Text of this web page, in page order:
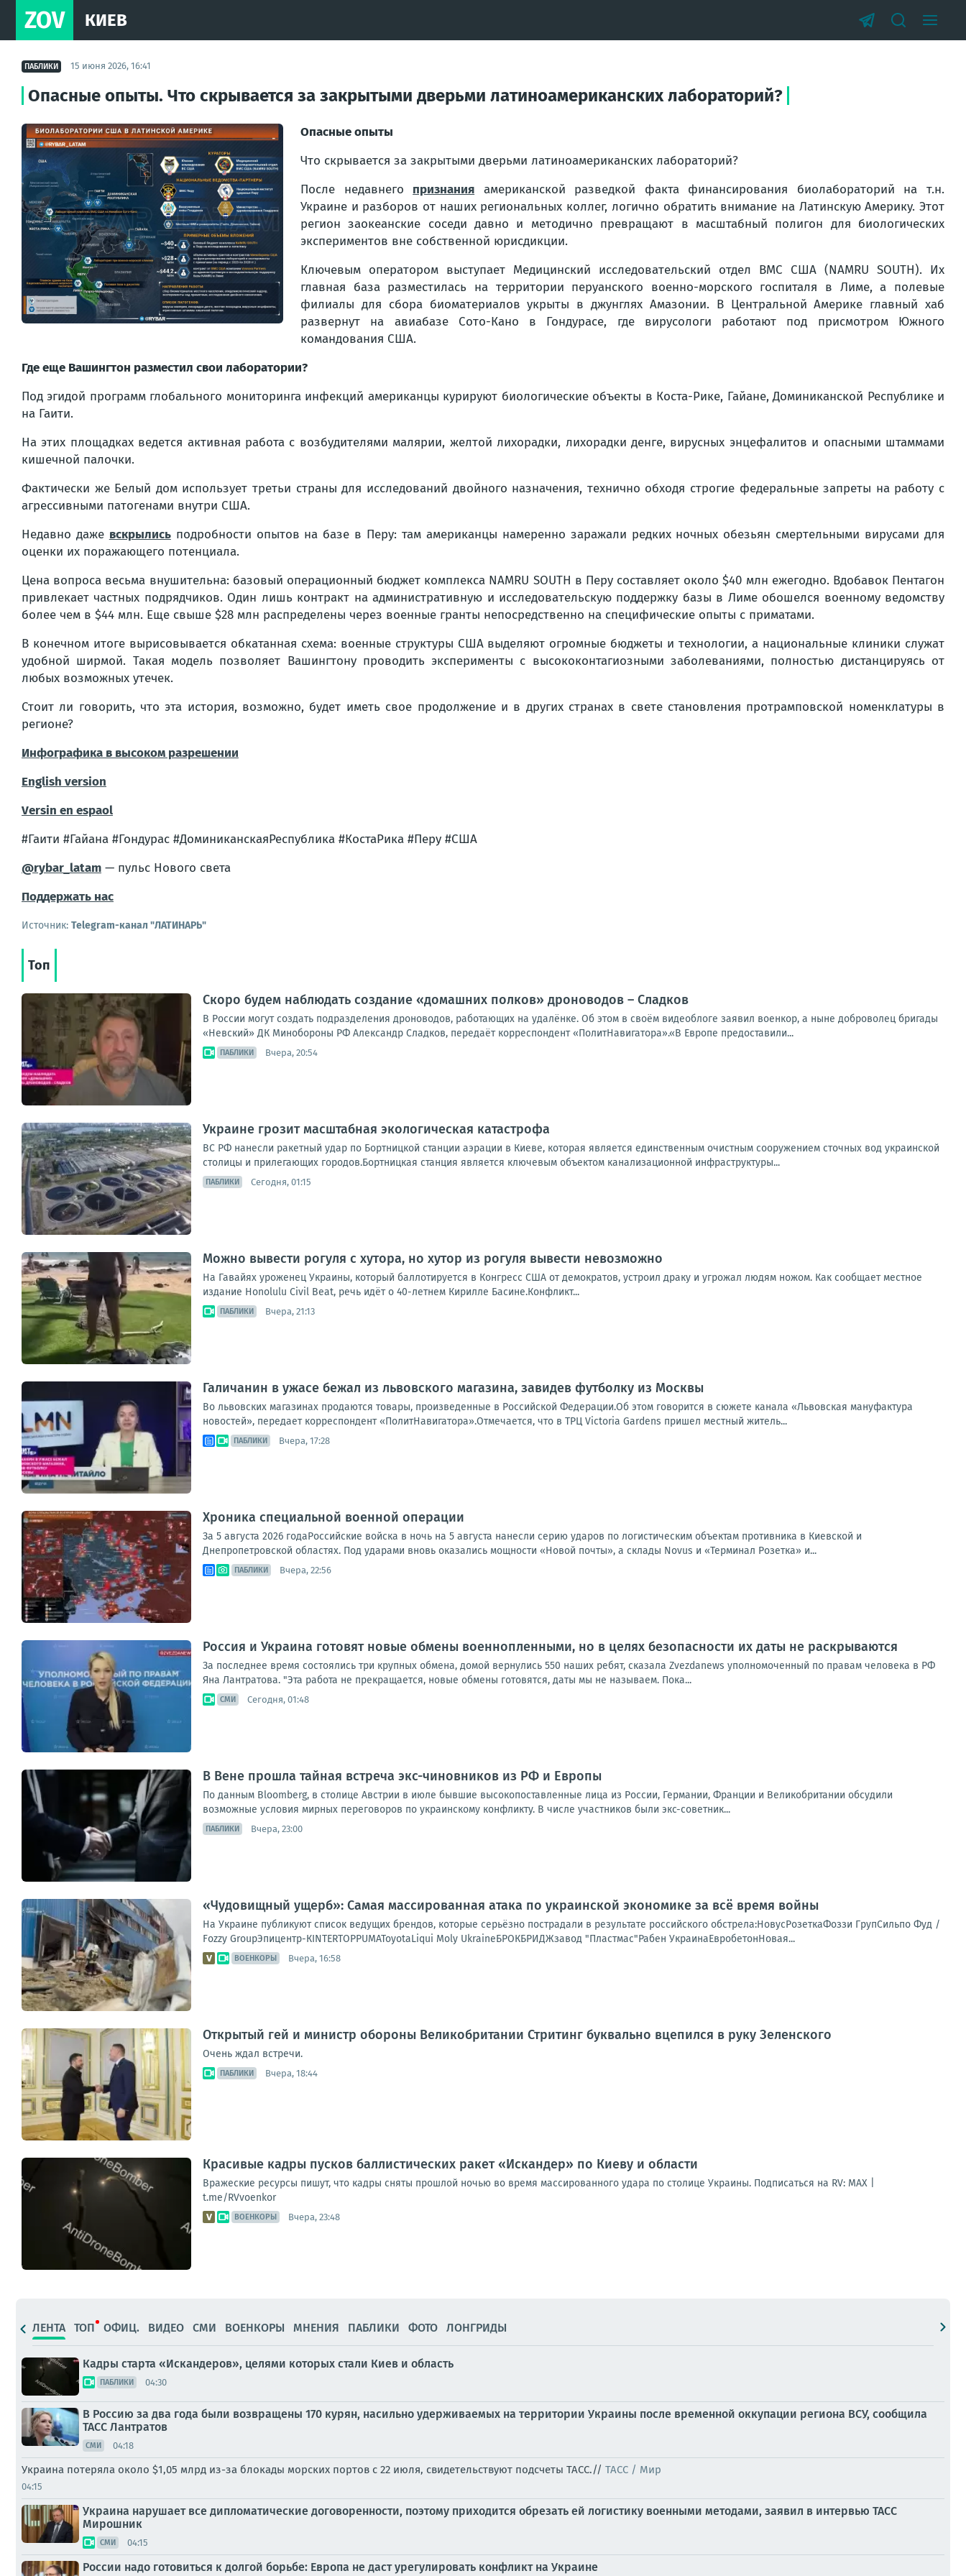
ZOV КИЕВ
ПАБЛИКИ 15 июня 2026, 16:41
Опасные опыты. Что скрывается за закрытыми дверьми латиноамериканских лабораторий?
Опасные опыты
Что скрывается за закрытыми дверьми латиноамериканских лабораторий?
После недавнего признания американской разведкой факта финансирования биолабораторий на т.н.
Украине и разборов от наших региональных коллег, логично обратить внимание на Латинскую Америку. Этот
регион заокеанские соседи давно и методично превращают в масштабный полигон для биологических
экспериментов вне собственной юрисдикции.
Ключевым оператором выступает Медицинский исследовательский отдел ВМС США (NAMRU SOUTH). Их
главная база разместилась на территории перуанского военно-морского госпиталя в Лиме, а полевые
филиалы для сбора биоматериалов укрыты в джунглях Амазонии. В Центральной Америке главный хаб
развернут на авиабазе Сото-Кано в Гондурасе, где вирусологи работают под присмотром Южного
командования США.
Где еще Вашингтон разместил свои лаборатории?
Под эгидой программ глобального мониторинга инфекций американцы курируют биологические объекты в Коста-Рике, Гайане, Доминиканской Республике и
на Гаити.
На этих площадках ведется активная работа с возбудителями малярии, желтой лихорадки, лихорадки денге, вирусных энцефалитов и опасными штаммами
кишечной палочки.
Фактически же Белый дом использует третьи страны для исследований двойного назначения, технично обходя строгие федеральные запреты на работу с
агрессивными патогенами внутри США.
Недавно даже вскрылисьподробности опытов на базе в Перу: там американцы намеренно заражали редких ночных обезьян смертельными вирусами для
оценки их поражающего потенциала.
Цена вопроса весьма внушительна: базовый операционный бюджет комплекса NAMRU SOUTH в Перу составляет около $40 млн ежегодно. Вдобавок Пентагон
привлекает частных подрядчиков. Один лишь контракт на административную и исследовательскую поддержку базы в Лиме обошелся военному ведомству
более чем в $44 млн. Еще свыше $28 млн распределены через военные гранты непосредственно на специфические опыты с приматами.
В конечном итоге вырисовывается обкатанная схема: военные структуры США выделяют огромные бюджеты и технологии, а национальные клиники служат
удобной ширмой. Такая модель позволяет Вашингтону проводить эксперименты с высококонтагиозными заболеваниями, полностью дистанцируясь от
любых возможных утечек.
Стоит ли говорить, что эта история, возможно, будет иметь свое продолжение и в других странах в свете становления протрамповской номенклатуры в
регионе?
Инфографика в высоком разрешении
English version
Versin en espaol
#Гаити #Гайана #Гондурас #ДоминиканскаяРеспублика #КостаРика #Перу #США
@rybar_latam — пульс Нового света
Поддержать нас
Источник: Telegram-канал "ЛАТИНАРЬ"
Топ
Скоро будем наблюдать создание «домашних полков» дроноводов – Сладков
В России могут создать подразделения дроноводов, работающих на удалёнке. Об этом в своём видеоблоге заявил военкор, а ныне доброволец бригады
«Невский» ДК Минобороны РФ Александр Сладков, передаёт корреспондент «ПолитНавигатора».«В Европе предоставили...
ПАБЛИКИ Вчера, 20:54
Украине грозит масштабная экологическая катастрофа
ВС РФ нанесли ракетный удар по Бортницкой станции аэрации в Киеве, которая является единственным очистным сооружением сточных вод украинской
столицы и прилегающих городов.Бортницкая станция является ключевым объектом канализационной инфраструктуры...
ПАБЛИКИ Сегодня, 01:15
Можно вывести рогуля с хутора, но хутор из рогуля вывести невозможно
На Гавайях уроженец Украины, который баллотируется в Конгресс США от демократов, устроил драку и угрожал людям ножом. Как сообщает местное
издание Honolulu Civil Beat, речь идёт о 40-летнем Кирилле Басине.Конфликт...
ПАБЛИКИ Вчера, 21:13
Галичанин в ужасе бежал из львовского магазина, завидев футболку из Москвы
Во львовских магазинах продаются товары, произведенные в Российской Федерации.Об этом говорится в сюжете канала «Львовская мануфактура
новостей», передает корреспондент «ПолитНавигатора».Отмечается, что в ТРЦ Victoria Gardens пришел местный житель...
ПАБЛИКИ Вчера, 17:28
Хроника специальной военной операции
За 5 августа 2026 годаРоссийские войска в ночь на 5 августа нанесли серию ударов по логистическим объектам противника в Киевской и
Днепропетровской областях. Под ударами вновь оказались мощности «Новой почты», а склады Novus и «Терминал Розетка» и...
ПАБЛИКИ Вчера, 22:56
Россия и Украина готовят новые обмены военнопленными, но в целях безопасности их даты не раскрываются
За последнее время состоялись три крупных обмена, домой вернулись 550 наших ребят, сказала Zvezdanews уполномоченный по правам человека в РФ
Яна Лантратова. "Эта работа не прекращается, новые обмены готовятся, даты мы не называем. Пока...
СМИ Сегодня, 01:48
В Вене прошла тайная встреча экс-чиновников из РФ и Европы
По данным Bloomberg, в столице Австрии в июле бывшие высокопоставленные лица из России, Германии, Франции и Великобритании обсудили
возможные условия мирных переговоров по украинскому конфликту. В числе участников были экс-советник...
ПАБЛИКИ Вчера, 23:00
«Чудовищный ущерб»: Самая массированная атака по украинской экономике за всё время войны
На Украине публикуют список ведущих брендов, которые серьёзно пострадали в результате российского обстрела:НовусРозеткаФоззи ГрупСильпо Фуд /
Fozzy GroupЭпицентр-КINTERTOPPUMAToyotaLiqui Moly UkraineБРОКБРИДЖзавод "Пластмас"Рабен УкраинаЕвробетонНовая...
ВОЕНКОРЫ Вчера, 16:58
Открытый гей и министр обороны Великобритании Стритинг буквально вцепился в руку Зеленского
Очень ждал встречи.
ПАБЛИКИ Вчера, 18:44
Красивые кадры пусков баллистических ракет «Искандер» по Киеву и области
Вражеские ресурсы пишут, что кадры сняты прошлой ночью во время массированного удара по столице Украины. Подписаться на RV: MAX |
t.me/RVvoenkor
ВОЕНКОРЫ Вчера, 23:48
ЛЕНТА ТОП ОФИЦ. ВИДЕО СМИ ВОЕНКОРЫ МНЕНИЯ ПАБЛИКИ ФОТО ЛОНГРИДЫ
Кадры старта «Искандеров», целями которых стали Киев и область
ПАБЛИКИ 04:30
В Россию за два года были возвращены 170 курян, насильно удерживаемых на территории Украины после временной оккупации региона ВСУ, сообщила
ТАСС Лантратов
СМИ 04:18
Украина потеряла около $1,05 млрд из-за блокады морских портов с 22 июля, свидетельствуют подсчеты ТАСС.// ТАСС / Мир
04:15
Украина нарушает все дипломатические договоренности, поэтому приходится обрезать ей логистику военными методами, заявил в интервью ТАСС
Мирошник
СМИ 04:15
России надо готовиться к долгой борьбе: Европа не даст урегулировать конфликт на Украине